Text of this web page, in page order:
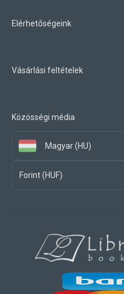
Elérhetőségeink
Vásárlási feltételek
Közösségi média
Magyar (HU)
Forint (HUF)